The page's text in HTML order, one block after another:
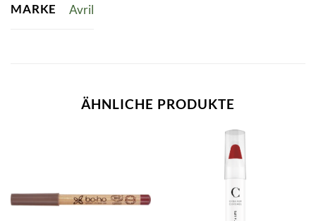
MARKE Avril
ÄHNLICHE PRODUKTE